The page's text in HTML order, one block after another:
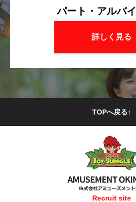
パート・アルバ
詳しく見る
TOPへ戻る↑
Recruit site